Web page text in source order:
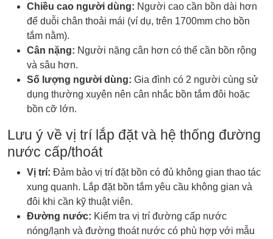
Chiều cao người dùng: Người cao cần bồn dài hơn
để duỗi chân thoải mái (ví dụ, trên 1700mm cho bồn
tắm nằm).
Cân nặng: Người nặng cân hơn có thể cần bồn rộng
và sâu hơn.
Số lượng người dùng: Gia đình có 2 người cùng sử
dụng thường xuyên nên cân nhắc bồn tắm đôi hoặc
bồn cỡ lớn.
Lưu ý về vị trí lắp đặt và hệ thống đường
nước cấp/thoát
Vị trí: Đảm bảo vị trí đặt bồn có đủ không gian thao tác
xung quanh. Lắp đặt bồn tắm yêu cầu không gian và
đôi khi cần kỹ thuật viên.
Đường nước: Kiểm tra vị trí đường cấp nước
nóng/lạnh và đường thoát nước có phù hợp với mẫu